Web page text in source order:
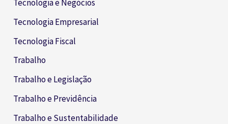
Tecnologia e Negócios
Tecnologia Empresarial
Tecnologia Fiscal
Trabalho
Trabalho e Legislação
Trabalho e Previdência
Trabalho e Sustentabilidade